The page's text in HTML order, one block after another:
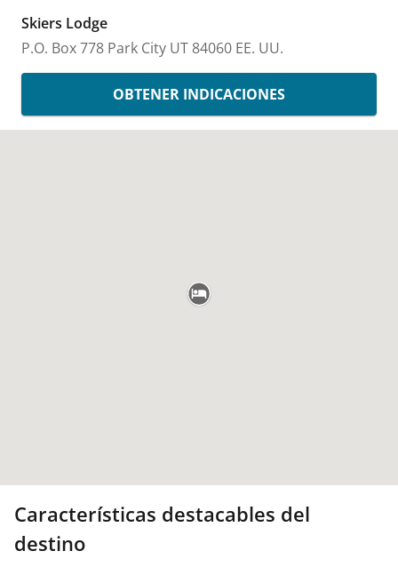
Skiers Lodge
P.O. Box 778 Park City UT 84060 EE. UU.
OBTENER INDICACIONES
Características destacables del
destino